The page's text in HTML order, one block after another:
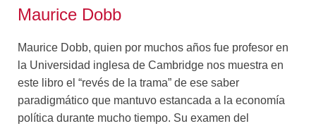
Maurice Dobb
Maurice Dobb, quien por muchos años fue profesor en
la Universidad inglesa de Cambridge nos muestra en
este libro el “revés de la trama” de ese saber
paradigmático que mantuvo estancada a la economía
política durante mucho tiempo. Su examen del